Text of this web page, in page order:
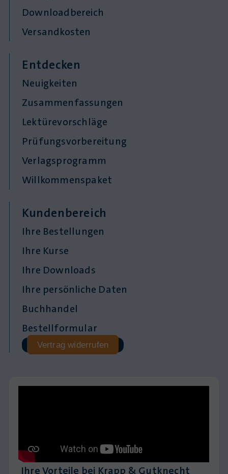
Downloadbereich
Versandkosten
Entdecken
Neuigkeiten
Zusammenfassungen
Lektürevorschläge
Prüfungsvorbereitung
Verlagsprogramm
Willkommenspaket
Kundenbereich
Ihre Bestellungen
Ihre Kurse
Ihre Downloads
Ihre persönliche Daten
Buchhandel
Bestellformular
Vertrag widerrufen
Ihre Vorteile bei Krapp & Gutknecht